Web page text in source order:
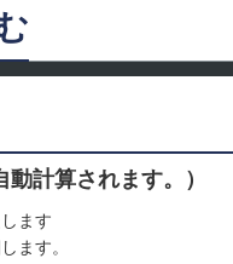
計算されます。）
ます
ます。